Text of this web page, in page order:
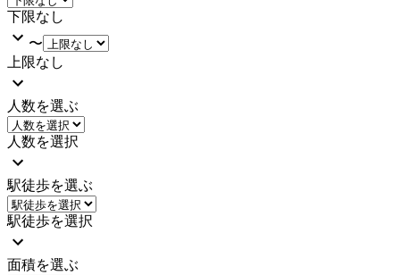
下限なし
〜
上限なし
人数を選ぶ
人数を選択
駅徒歩を選ぶ
駅徒歩を選択
面積を選ぶ